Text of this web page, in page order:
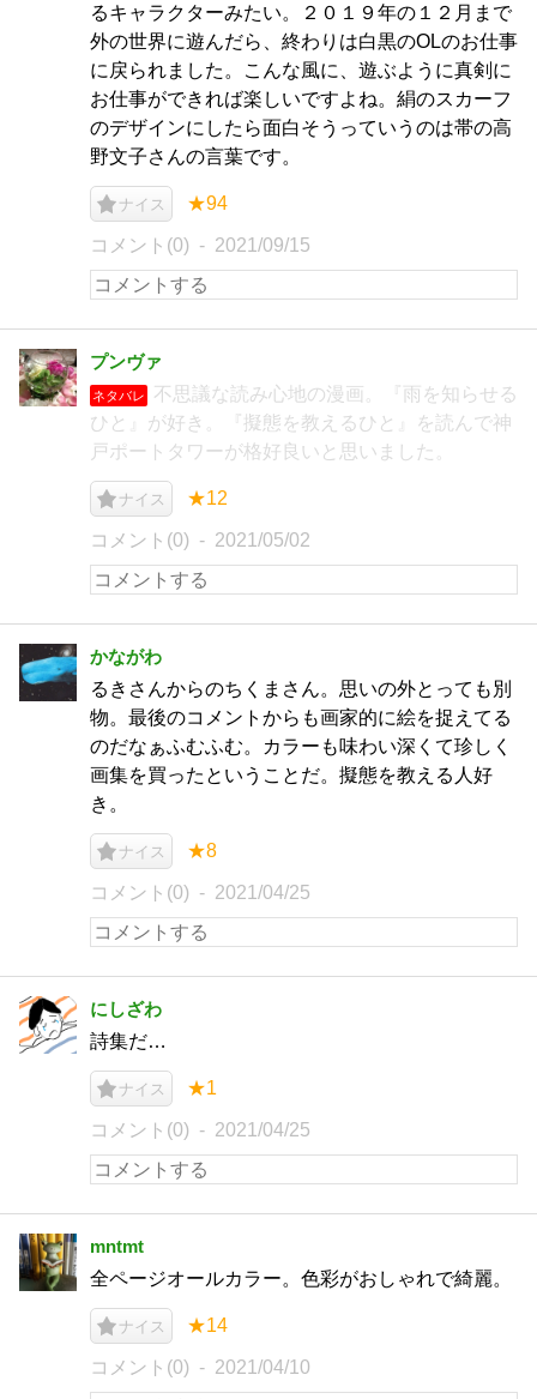
るキャラクターみたい。２０１９年の１２月まで
外の世界に遊んだら、終わりは白黒のOLのお仕事
に戻られました。こんな風に、遊ぶように真剣に
お仕事ができれば楽しいですよね。絹のスカーフ
のデザインにしたら面白そうっていうのは帯の高
野文子さんの言葉です。
ナイス ★94
コメント(0) 2021/09/15
プンヴァ
ネタバレ
不思議な読み心地の漫画。『雨を知らせる
ひと』が好き。『擬態を教えるひと』を読んで神
戸ポートタワーが格好良いと思いました。
ナイス ★12
コメント(0) 2021/05/02
かながわ
るきさんからのちくまさん。思いの外とっても別
物。最後のコメントからも画家的に絵を捉えてる
のだなぁふむふむ。カラーも味わい深くて珍しく
画集を買ったということだ。擬態を教える人好
き。
ナイス ★8
コメント(0) 2021/04/25
にしざわ
詩集だ…
ナイス ★1
コメント(0) 2021/04/25
mntmt
全ページオールカラー。色彩がおしゃれで綺麗。
ナイス ★14
コメント(0) 2021/04/10